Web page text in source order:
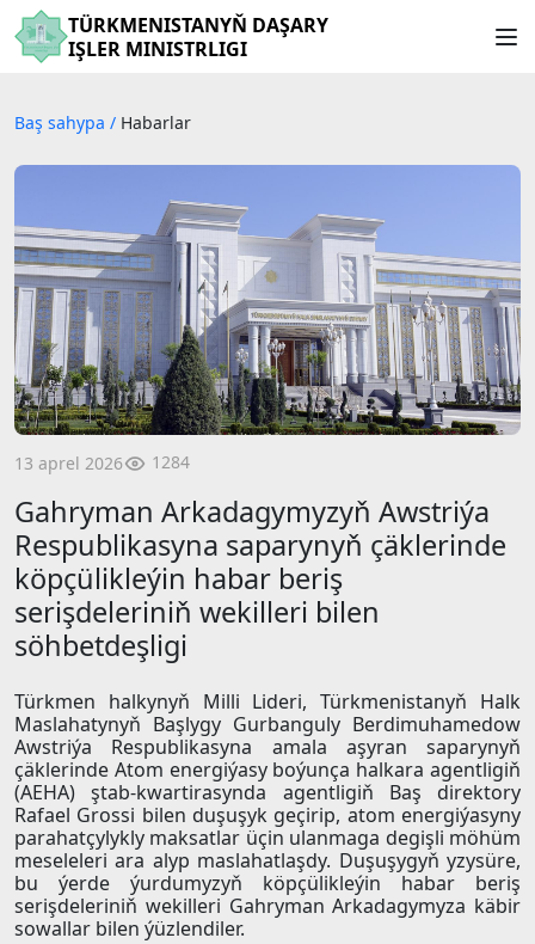
TÜRKMENISTANYŇ DAŞARY
IŞLER MINISTRLIGI
Baş sahypa / Habarlar
13 aprel 2026 1284
Gahryman Arkadagymyzyň Awstriýa
Respublikasyna saparynyň çäklerinde
köpçülikleýin habar beriş
serişdeleriniň wekilleri bilen
söhbetdeşligi
Türkmen halkynyň Milli Lideri, Türkmenistanyň Halk
Maslahatynyň Başlygy Gurbanguly Berdimuhamedow
Awstriýa Respublikasyna amala aşyran saparynyň
çäklerinde Atom energiýasy boýunça halkara agentligiň
(AEHA) ştab-kwartirasynda agentligiň Baş direktory
Rafael Grossi bilen duşuşyk geçirip, atom energiýasyny
parahatçylykly maksatlar üçin ulanmaga degişli möhüm
meseleleri ara alyp maslahatlaşdy. Duşuşygyň yzysüre,
bu ýerde ýurdumyzyň köpçülikleýin habar beriş
serişdeleriniň wekilleri Gahryman Arkadagymyza käbir
sowallar bilen ýüzlendiler.